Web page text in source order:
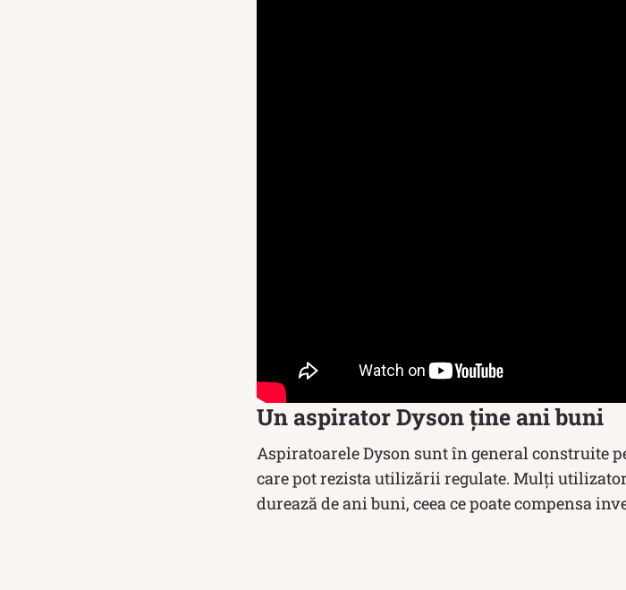
Un aspirator Dyson ține ani buni
Aspiratoarele Dyson sunt în general construite
care pot rezista utilizării regulate. Mulți
durează de ani buni, ceea ce poate compensa